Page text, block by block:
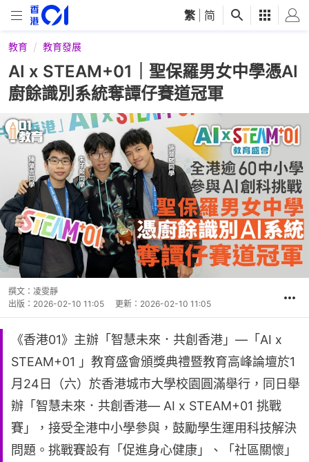
繁 简
教育 教育發展
AI x STEAM+01｜聖保羅男女中學憑AI
廚餘識別系統奪譚仔賽道冠軍
撰文： 凌雯靜
出版： 2026-02-10 11:05 更新： 2026-02-10 11:05
《香港01》主辦「智慧未來．共創香港」—「AI x
STEAM+01 」教育盛會頒獎典禮暨教育高峰論壇於1
月24日（六）於香港城市大學校園圓滿舉行，同日舉
辦「智慧未來．共創香港— AI x STEAM+01 挑戰
賽」，接受全港中小學參與，鼓勵學生運用科技解決
問題。挑戰賽設有「促進身心健康」、「社區關懷」